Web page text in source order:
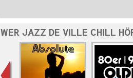
WER JAZZ DE VILLE CHILL